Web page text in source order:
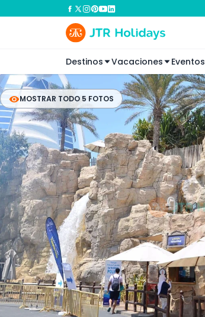
Destinos Vacaciones
MOSTRAR TODO 5 FOTOS